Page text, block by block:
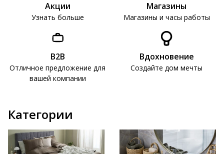
Акции
Узнать больше
Магазины
Магазины и часы работы
B2B
Отличное предложение для
вашей компании
Вдохновение
Создайте дом мечты
Категории